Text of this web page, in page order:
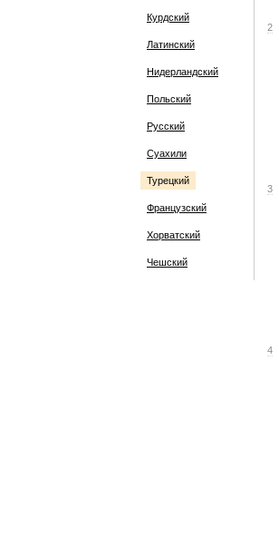
Курдский
Латинский
Нидерландский
Польский
Русский
Суахили
Турецкий
Французский
Хорватский
Чешский
2
3
4